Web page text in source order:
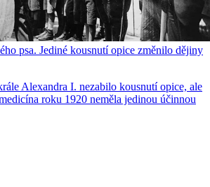
psa. Jediné kousnutí opice změnilo dějiny
Alexandra I. nezabilo kousnutí opice, ale
roku 1920 neměla jedinou účinnou